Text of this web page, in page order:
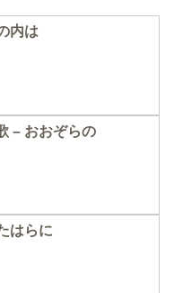
内は
– おおぞらの
はらに